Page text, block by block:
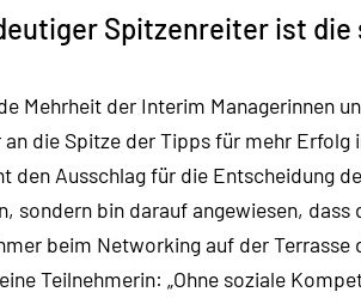
Spitzenreiter ist
Mehrheit der Interim Managerinnen
die Spitze der Tipps für mehr
den Ausschlag für die Entscheidung
sondern bin darauf angewiesen,
beim Networking auf der
Teilnehmerin: „Ohne soziale